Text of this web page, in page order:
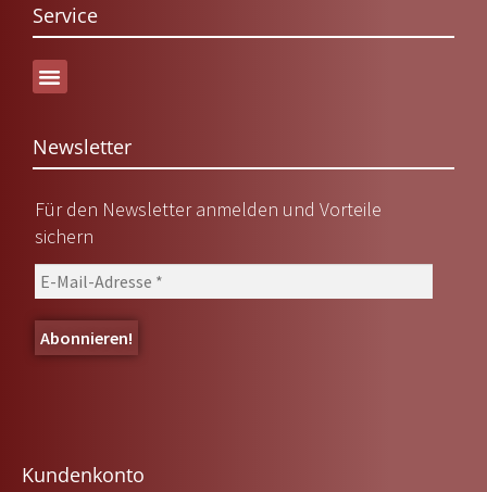
Service
Newsletter
Für den Newsletter anmelden und Vorteile
sichern
Kundenkonto